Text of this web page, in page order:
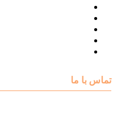
تماس با ما